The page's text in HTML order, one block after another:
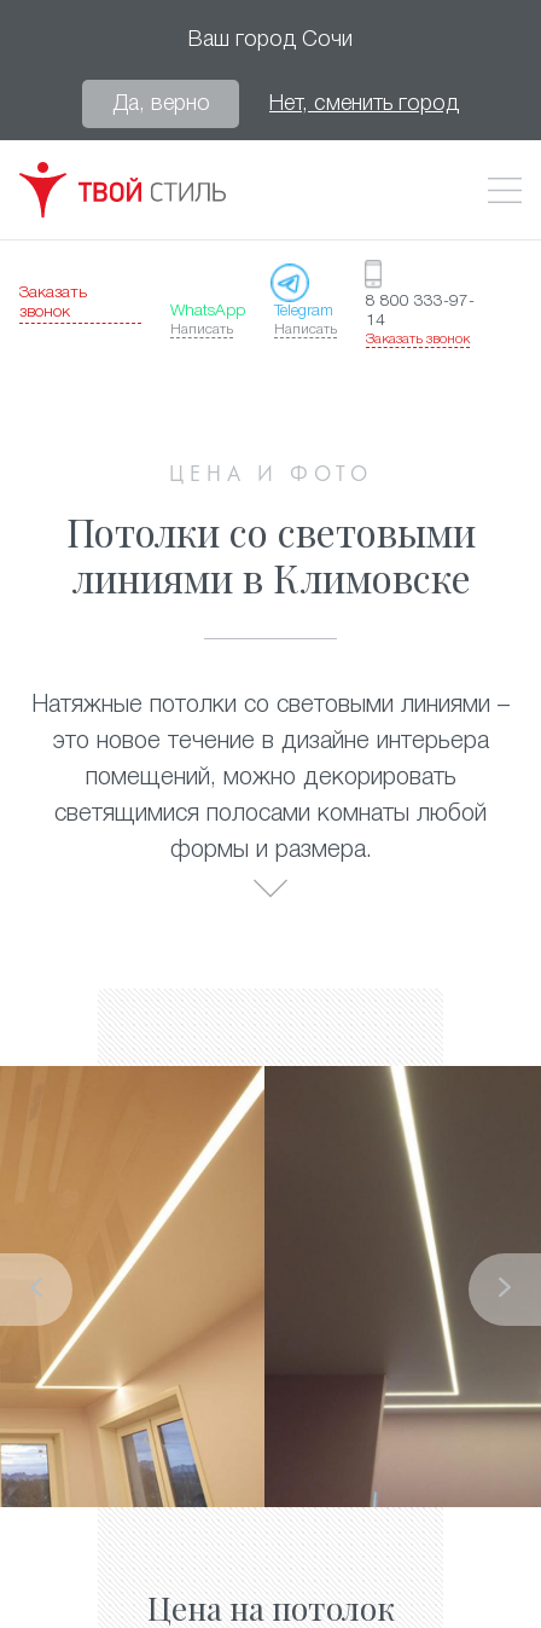
Ваш город Сочи
Да, верно Нет, сменить город
Заказать
звонок
WhatsApp
Написать
Telegram
Написать
8 800 333-97-
14
Заказать звонок
ЦЕНА И ФОТО
Потолки со световыми
линиями в Климовске
Натяжные потолки со световыми линиями –
это новое течение в дизайне интерьера
помещений, можно декорировать
светящимися полосами комнаты любой
формы и размера.
Цена на потолок